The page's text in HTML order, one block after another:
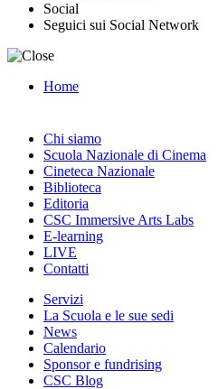
Social
Seguici sui Social Network
Home
Chi siamo
Scuola Nazionale di Cinema
Cineteca Nazionale
Biblioteca
Editoria
CSC Immersive Arts Labs
E-learning
LIVE
Contatti
Servizi
La Scuola e le sue sedi
News
Calendario
Sponsor e fundrising
CSC Blog